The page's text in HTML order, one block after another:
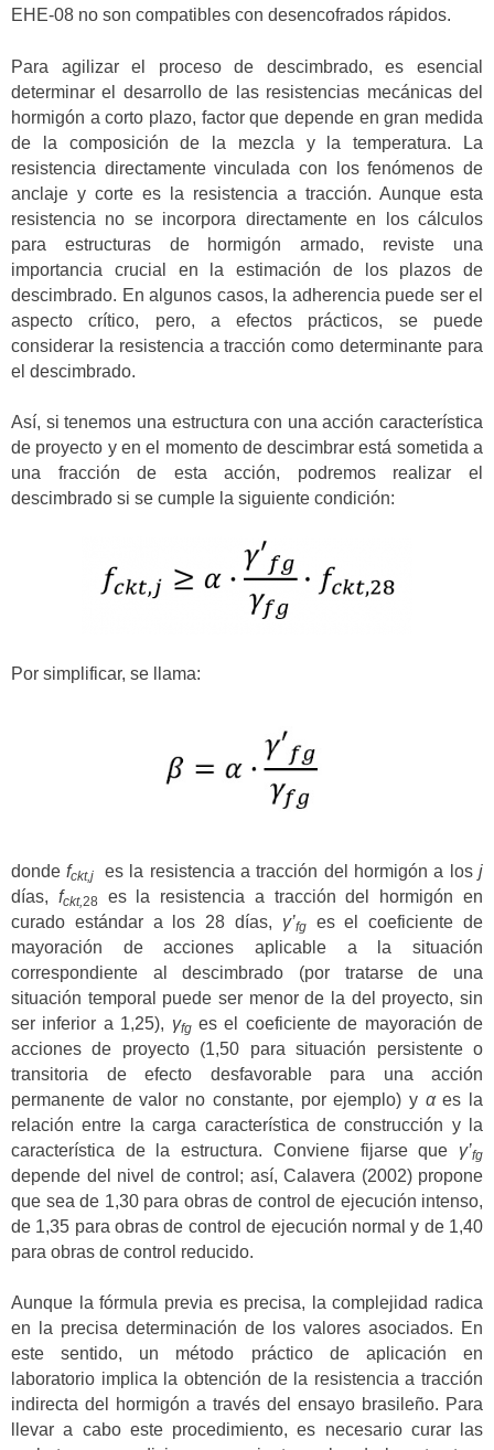
EHE-08 no son compatibles con desencofrados rápidos.
Para agilizar el proceso de descimbrado, es esencial
determinar el desarrollo de las resistencias mecánicas del
hormigón a corto plazo, factor que depende en gran medida
de la composición de la mezcla y la temperatura. La
resistencia directamente vinculada con los fenómenos de
anclaje y corte es la resistencia a tracción. Aunque esta
resistencia no se incorpora directamente en los cálculos
para estructuras de hormigón armado, reviste una
importancia crucial en la estimación de los plazos de
descimbrado. En algunos casos, la adherencia puede ser el
aspecto crítico, pero, a efectos prácticos, se puede
considerar la resistencia a tracción como determinante para
el descimbrado.
Así, si tenemos una estructura con una acción característica
de proyecto y en el momento de descimbrar está sometida a
una fracción de esta acción, podremos realizar el
descimbrado si se cumple la siguiente condición:
Por simplificar, se llama:
dondefckt,j es la resistencia a tracción del hormigón a losj
días, fckt,28
es la resistencia a tracción del hormigón en
curado estándar a los 28 días, γ’fges el coeficiente de
mayoración de acciones aplicable a la situación
correspondiente al descimbrado (por tratarse de una
situación temporal puede ser menor de la del proyecto, sin
ser inferior a 1,25), γfges el coeficiente de mayoración de
acciones de proyecto (1,50 para situación persistente o
transitoria de efecto desfavorable para una acción
permanente de valor no constante, por ejemplo) y αes la
relación entre la carga característica de construcción y la
característica de la estructura. Conviene fijarse que γ’fg
depende del nivel de control; así, Calavera (2002) propone
que sea de 1,30 para obras de control de ejecución intenso,
de 1,35 para obras de control de ejecución normal y de 1,40
para obras de control reducido.
Aunque la fórmula previa es precisa, la complejidad radica
en la precisa determinación de los valores asociados. En
este sentido, un método práctico de aplicación en
laboratorio implica la obtención de la resistencia a tracción
indirecta del hormigón a través del ensayo brasileño. Para
llevar a cabo este procedimiento, es necesario curar las